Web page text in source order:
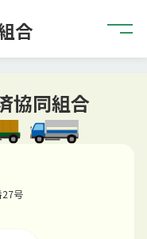
合
協同組合
27号